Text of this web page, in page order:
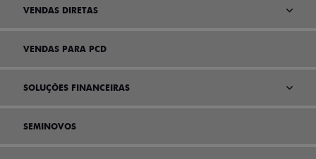
VENDAS DIRETAS
VENDAS PARA PCD
SOLUÇÕES FINANCEIRAS
SEMINOVOS